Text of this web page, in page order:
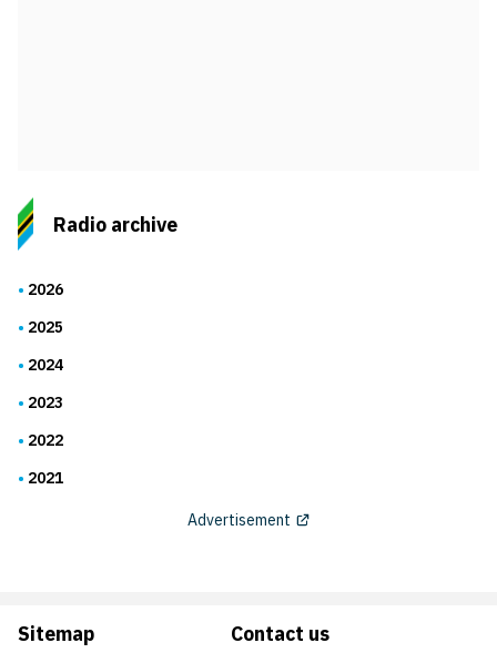
Radio archive
2026
2025
2024
2023
2022
2021
Advertisement
Sitemap Contact us